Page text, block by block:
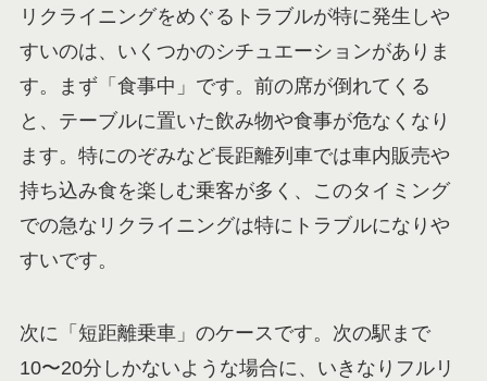
リクライニングをめぐるトラブルが特に発生しや
すいのは、いくつかのシチュエーションがありま
す。まず「食事中」です。前の席が倒れてくる
と、テーブルに置いた飲み物や食事が危なくなり
ます。特にのぞみなど長距離列車では車内販売や
持ち込み食を楽しむ乗客が多く、このタイミング
での急なリクライニングは特にトラブルになりや
すいです。
次に「短距離乗車」のケースです。次の駅まで
10〜20分しかないような場合に、いきなりフルリ